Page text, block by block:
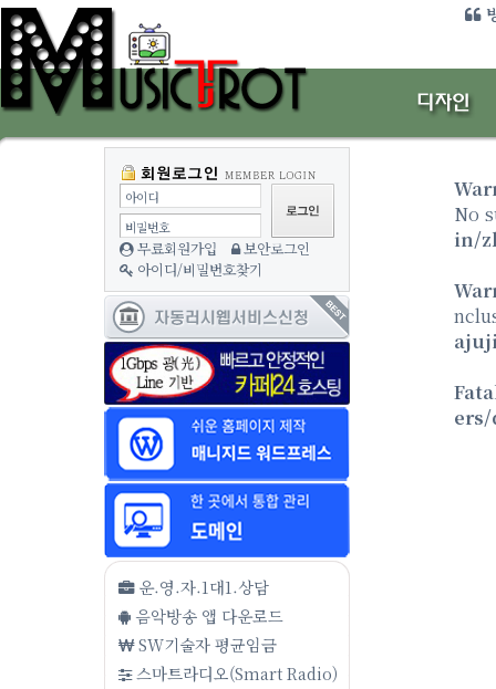
아이디
비밀번호
무료회원가입
보안로그인
아이디/비밀번호찾기
운.영.자.1대1.상담
음악방송 앱 다운로드
SW기술자 평균임금
스마트라디오(Smart Radio)
No
in/